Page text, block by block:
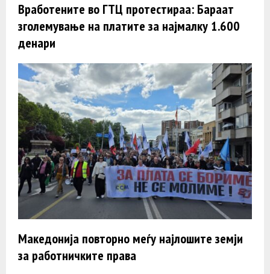
Вработените во ГТЦ протестираа: Бараат
зголемување на платите за најмалку 1.600
денари
Македонија повторно меѓу најлошите земји
за работничките права